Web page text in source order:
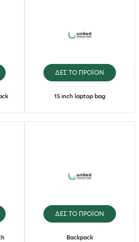
ΔΕΣ ΤΟ ΠΡΟΪΟΝ
15 inch laptop bag
ΔΕΣ ΤΟ ΠΡΟΪΟΝ
Backpack